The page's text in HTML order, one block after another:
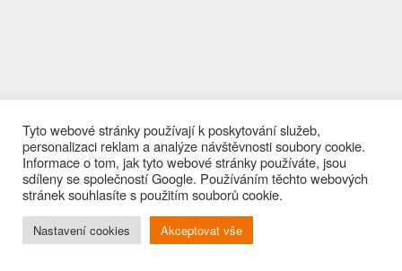
Tyto webové stránky používají k poskytování služeb,
personalizaci reklam a analýze návštěvnosti soubory cookie.
Informace o tom, jak tyto webové stránky používáte, jsou
sdíleny se společností Google. Používáním těchto webových
stránek souhlasíte s použitím souborů cookie.
Nastavení cookies Akceptovat vše